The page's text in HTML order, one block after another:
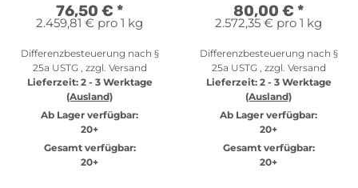
76,50 € *
2.459,81 € pro 1 kg
Differenzbesteuerung nach §
25a USTG , zzgl. Versand
Lieferzeit: 2 - 3 Werktage
(Ausland)
Ab Lager verfügbar:
20+
Gesamt verfügbar:
20+
80,00 € *
2.572,35 € pro 1 kg
Differenzbesteuerung nach §
25a USTG , zzgl. Versand
Lieferzeit: 2 - 3 Werktage
(Ausland)
Ab Lager verfügbar:
20+
Gesamt verfügbar:
20+